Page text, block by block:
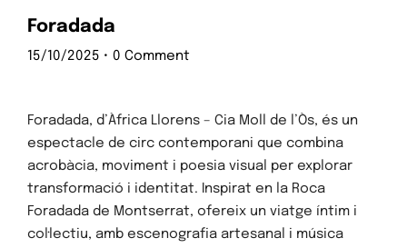
Foradada
15/10/2025 • 0 Comment
Foradada, d’Àfrica Llorens – Cia Moll de l’Òs, és un
espectacle de circ contemporani que combina
acrobàcia, moviment i poesia visual per explorar
transformació i identitat. Inspirat en la Roca
Foradada de Montserrat, ofereix un viatge íntim i
col·lectiu, amb escenografia artesanal i música